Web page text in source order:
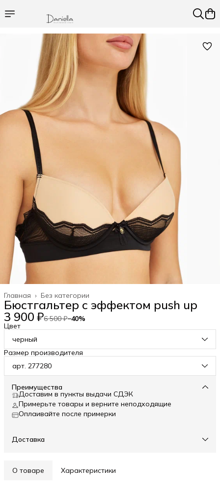
Без категории
Главная ›
Бюстгальтер с эффектом push up
3 900 ₽6 500 ₽−40%
Цвет
черный
Размер производителя
арт. 277280
Преимущества
Доставим в пункты выдачи СДЭК
Примерьте товары и верните неподходящие
Оплаивайте после примерки
Доставка
О товаре Характеристики